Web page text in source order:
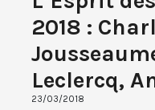
2018 :
Leclercq,
23/03/2018